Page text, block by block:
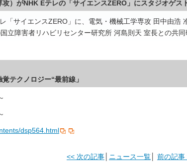
）がNHK Eテレの「サイエンスZERO」にスタジオゲス
「サイエンスZERO 」に、電気・機械工学専攻 田中由浩
立障害者リハビリセンター研究所 河島則天 室長との共同
覚テクノロジー“最前線」
dsp564.html
<< 次の記事 ニュース一覧 前の記事